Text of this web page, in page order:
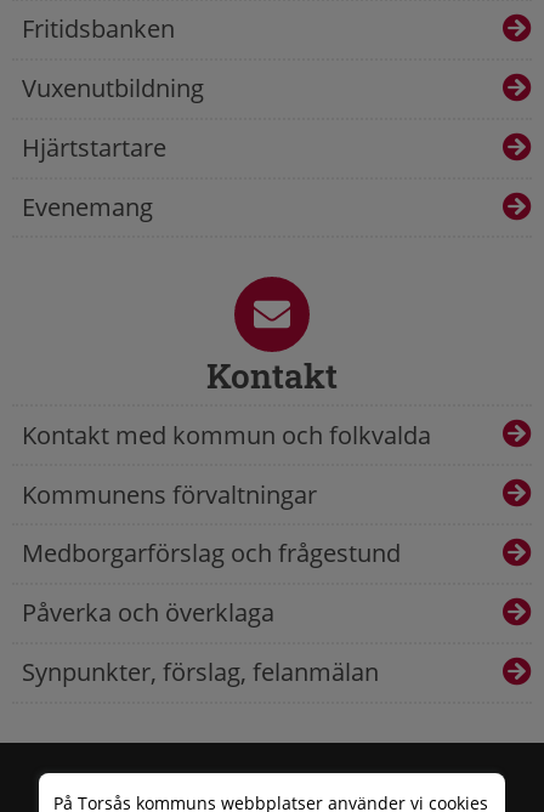
På Torsås kommuns webbplatser använder vi cookies
Fritidsbanken
Vuxenutbildning
Hjärtstartare
Evenemang
Kontakt
Kontakt med kommun och folkvalda
Kommunens förvaltningar
Medborgarförslag och frågestund
Påverka och överklaga
Synpunkter, förslag, felanmälan